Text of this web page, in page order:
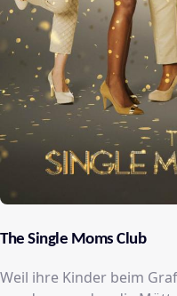
The Single Moms Club
Weil ihre Kinder beim